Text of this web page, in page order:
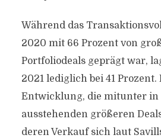
Während das
2020 mit 66 Prozent von
Portfoliodeals geprägt war,
2021 lediglich bei 41 Prozent.
Entwicklung, die mitunter in
ausstehenden größeren
deren Verkauf sich laut